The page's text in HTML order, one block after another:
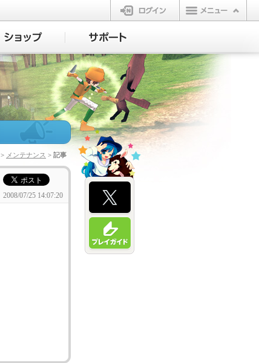
ログイン
> メンテナンス > 記事
2008/07/25 14:07:20